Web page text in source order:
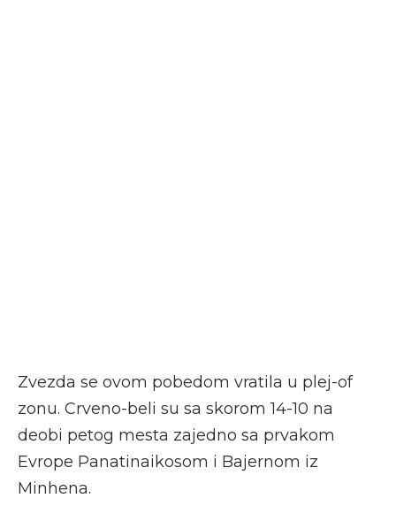
Zvezda se ovom pobedom vratila u plej-of
zonu. Crveno-beli su sa skorom 14-10 na
deobi petog mesta zajedno sa prvakom
Evrope Panatinaikosom i Bajernom iz
Minhena.